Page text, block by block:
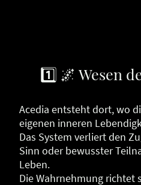
1️⃣ 🌌 Wesen
Acedia entsteht dort, wo
eigenen inneren
Das System verliert den
Sinn oder bewusster
Leben.
Die Wahrnehmung richtet